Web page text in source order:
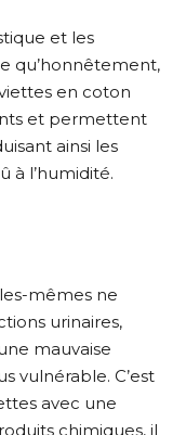
et les
qu’honnêtement,
en coton
et permettent
ainsi les
à l’humidité.
mêmes ne
urinaires,
mauvaise
vulnérable. C’est
avec une
chimiques, il